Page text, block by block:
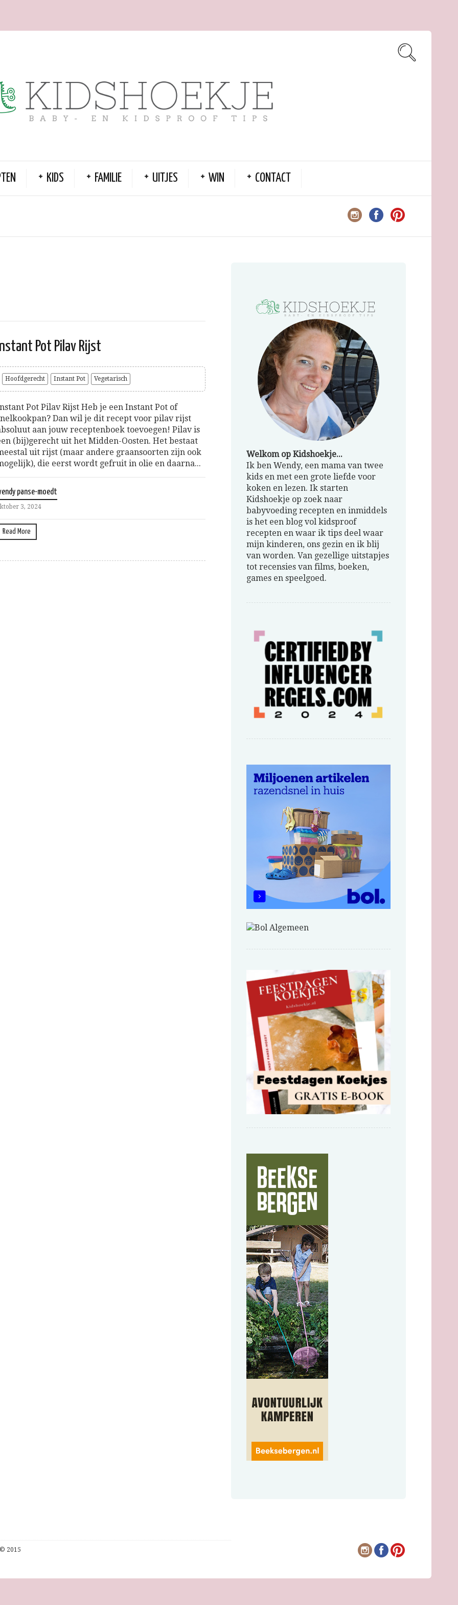
KIDS FAMILIE UITJES WIN CONTACT
Pot Pilav Rijst
Hoofdgerecht Instant Pot Vegetarisch
Pot Pilav Rijst Heb je een Instant Pot of
Dan wil je dit recept voor pilav rijst
aan jouw receptenboek toevoegen! Pilav is
(bij)gerecht uit het Midden-Oosten. Het bestaat
uit rijst (maar andere graansoorten zijn ook
die eerst wordt gefruit in olie en daarna...
panse-moedt
3, 2024
Read More
Welkom op Kidshoekje...
Ik ben Wendy, een mama van twee
kids en met een grote liefde voor
koken en lezen. Ik starten
Kidshoekje op zoek naar
babyvoeding recepten en inmiddels
is het een blog vol kidsproof
recepten en waar ik tips deel waar
mijn kinderen, ons gezin en ik blij
van worden. Van gezellige uitstapjes
tot recensies van films, boeken,
games en speelgoed.
2015